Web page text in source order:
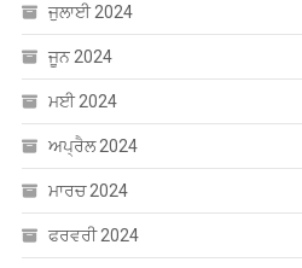
ਜੁਲਾਈ 2024
ਜੂਨ 2024
ਮਈ 2024
ਅਪ੍ਰੈਲ 2024
ਮਾਰਚ 2024
ਫਰਵਰੀ 2024